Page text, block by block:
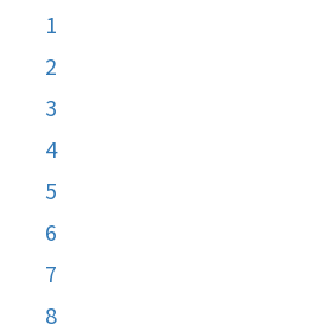
1
2
3
4
5
6
7
8